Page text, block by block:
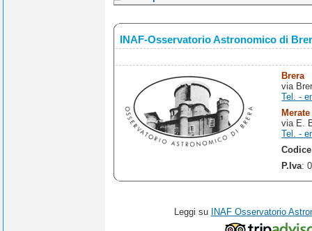
INAF-Osservatorio Astronomico di
Brera
via
Tel. -
Merate
via E.
Tel. -
P.Iva:
Leggi su INAF Osservatorio